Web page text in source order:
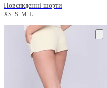
Повсякденні шорти
XS S M L